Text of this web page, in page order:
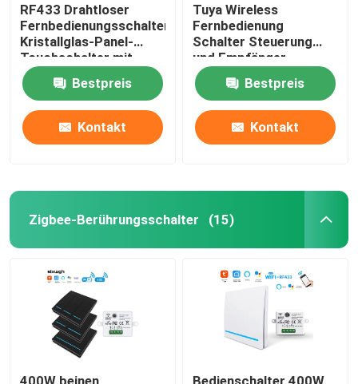
RF433 Drahtloser
Fernbedienungsschalter
Kristallglas-Panel-
Touchschalter mit
10A-Schalter
Bestpreis
Kontakt
Tuya Wireless
Fernbedienung
Schalter Steuerung
und Empfänger
Übereinstimmung mit
Tuya Modul
Unterstützung Google
Alexa Sprachsteuerung
Bestpreis
Kontakt
Zigbee-Berührungsschalter (15)